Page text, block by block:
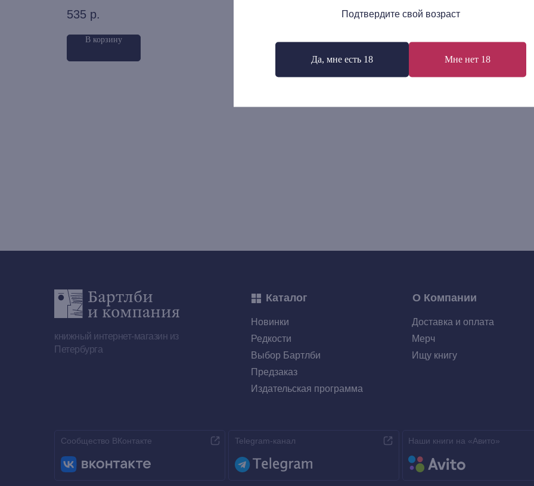
Подтвердите свой возраст
Да, мне есть 18 Мне нет 18
535 р.
В корзину В корзину В корзину
книжный интернет-магазин из
Петербурга
О Компании
Каталог
Сообщество ВКонтакте
Ищу книгу
Мерч
Доставка и оплата
Наши книги на «Авито»
Предзаказ
Выбор Бартлби
Редкости
Новинки
Издательская программа
Telegram-канал